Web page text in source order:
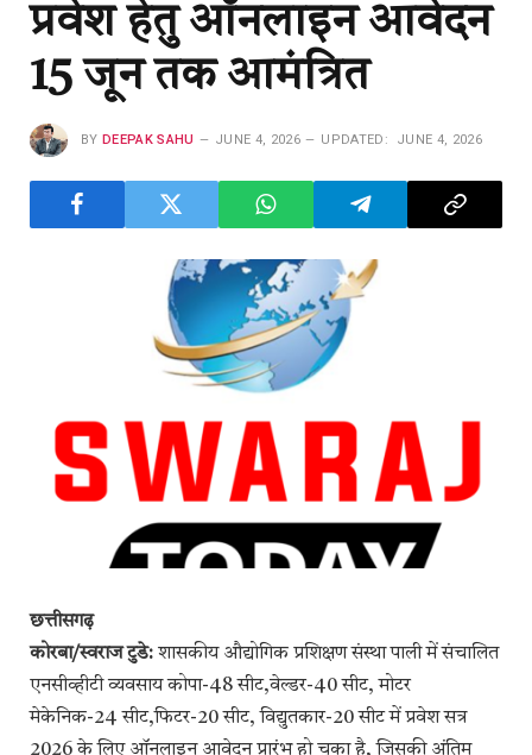
प्रवेश हेतु ऑनलाइन आवेदन
15 जून तक आमंत्रित
BY DEEPAK SAHU JUNE 4, 2026 UPDATED: JUNE 4, 2026
छत्तीसगढ़
कोरबा/स्वराज टुडे: शासकीय औद्योगिक प्रशिक्षण संस्था पाली में संचालित
एनसीव्हीटी व्यवसाय कोपा-48 सीट,वेल्डर-40 सीट, मोटर
मेकेनिक-24 सीट,फिटर-20 सीट, विद्युतकार-20 सीट में प्रवेश सत्र
2026 के लिए ऑनलाइन आवेदन प्रारंभ हो चुका है, जिसकी अंतिम